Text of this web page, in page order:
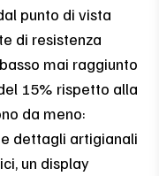
punto di vista
di resistenza
mai raggiunto
15% rispetto alla
da meno:
dettagli artigianali
un display